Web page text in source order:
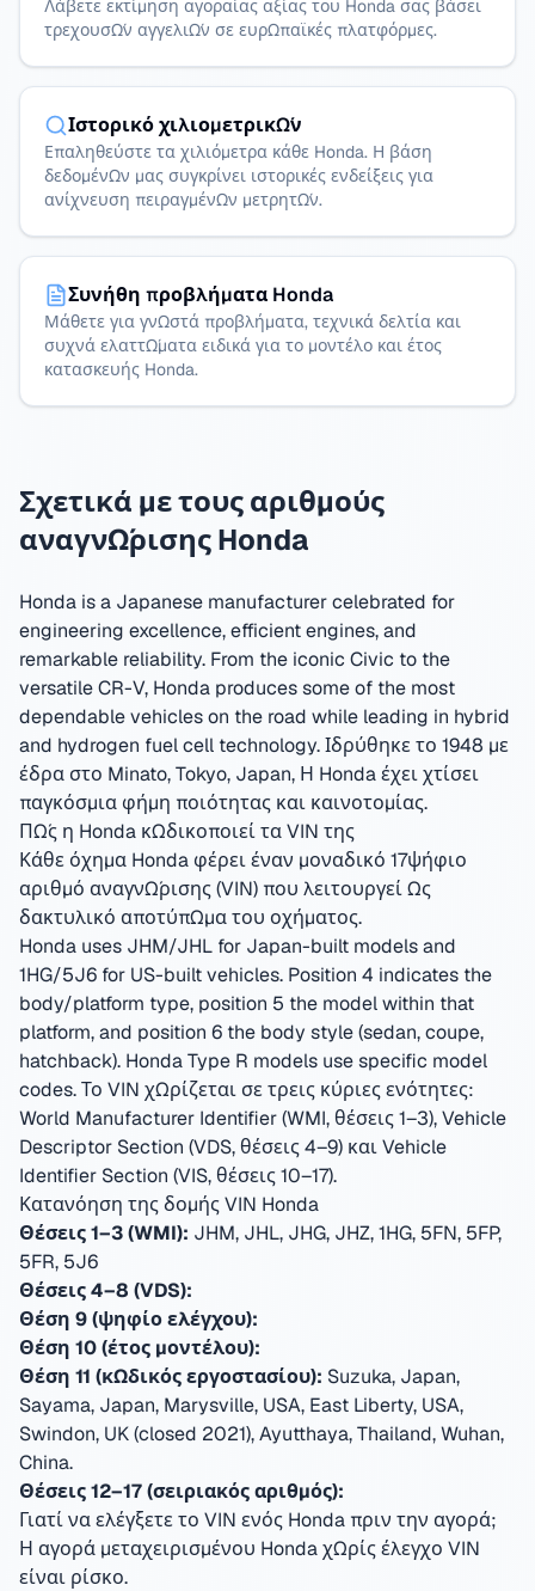
Λάβετε εκτίμηση αγοραίας αξίας του Honda σας βάσει
τρεχουσών αγγελιών σε ευρωπαϊκές πλατφόρμες.
Ιστορικό χιλιομετρικών
Επαληθεύστε τα χιλιόμετρα κάθε Honda. Η βάση
δεδομένων μας συγκρίνει ιστορικές ενδείξεις για
ανίχνευση πειραγμένων μετρητών.
Συνήθη προβλήματα Honda
Μάθετε για γνωστά προβλήματα, τεχνικά δελτία και
συχνά ελαττώματα ειδικά για το μοντέλο και έτος
κατασκευής Honda.
Σχετικά με τους αριθμούς
αναγνώρισης Honda
Honda is a Japanese manufacturer celebrated for
engineering excellence, efficient engines, and
remarkable reliability. From the iconic Civic to the
versatile CR-V, Honda produces some of the most
dependable vehicles on the road while leading in hybrid
and hydrogen fuel cell technology.Ιδρύθηκε το 1948 με
έδρα στο Minato, Tokyo, Japan, Η Honda έχει χτίσει
παγκόσμια φήμη ποιότητας και καινοτομίας.
Πώς η Honda κωδικοποιεί τα VIN της
Κάθε όχημα Honda φέρει έναν μοναδικό 17ψήφιο
αριθμό αναγνώρισης (VIN) που λειτουργεί ως
δακτυλικό αποτύπωμα του οχήματος.
Honda uses JHM/JHL for Japan-built models and
1HG/5J6 for US-built vehicles. Position 4 indicates the
body/platform type, position 5 the model within that
platform, and position 6 the body style (sedan, coupe,
hatchback). Honda Type R models use specific model
codes.Το VIN χωρίζεται σε τρεις κύριες ενότητες:
World Manufacturer Identifier (WMI, θέσεις 1–3), Vehicle
Descriptor Section (VDS, θέσεις 4–9) και Vehicle
Identifier Section (VIS, θέσεις 10–17).
Κατανόηση της δομής VIN Honda
Θέσεις 1–3 (WMI): JHM, JHL, JHG, JHZ, 1HG, 5FN, 5FP,
5FR, 5J6
Θέσεις 4–8 (VDS):
Θέση 9 (ψηφίο ελέγχου):
Θέση 10 (έτος μοντέλου):
Θέση 11 (κωδικός εργοστασίου): Suzuka, Japan,
Sayama, Japan, Marysville, USA, East Liberty, USA,
Swindon, UK (closed 2021), Ayutthaya, Thailand, Wuhan,
China.
Θέσεις 12–17 (σειριακός αριθμός):
Γιατί να ελέγξετε το VIN ενός Honda πριν την αγορά;
Η αγορά μεταχειρισμένου Honda χωρίς έλεγχο VIN
είναι ρίσκο.